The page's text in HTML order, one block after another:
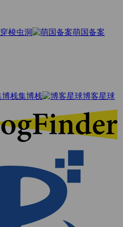
穿梭虫洞 萌国备案
集博栈 博客星球